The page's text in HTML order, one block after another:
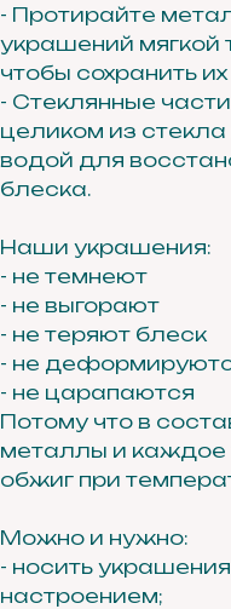
- Протирайте
украшений мягкой
чтобы сохранить
- Стеклянные
целиком из
водой для
блеска.
Наши украшения:
- не темнеют
- не выгорают
- не теряют блеск
- не
- не царапаются
Потому что в
металлы и каждое
обжиг при
Можно и нужно:
- носить
настроением;